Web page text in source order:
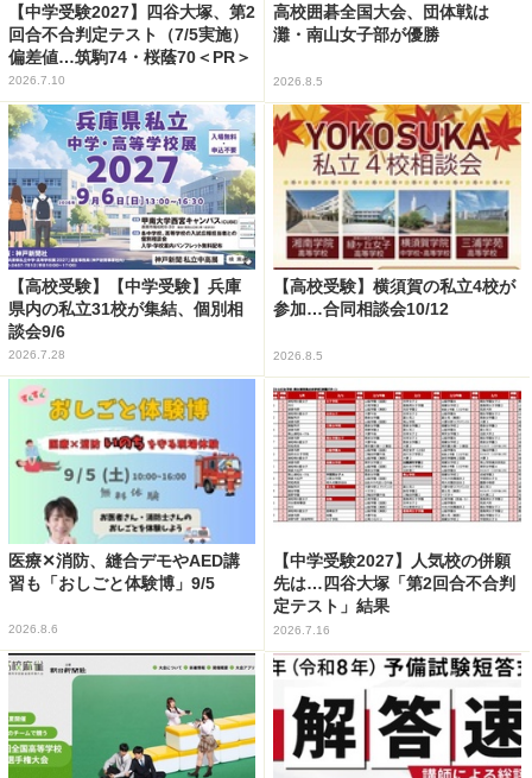
【中学受験2027】四谷大塚、第2
回合不合判定テスト（7/5実施）
偏差値…筑駒74・桜蔭70＜PR＞
2026.7.10
高校囲碁全国大会、団体戦は
灘・南山女子部が優勝
2026.8.5
【高校受験】【中学受験】兵庫
県内の私立31校が集結、個別相
談会9/6
2026.7.28
【高校受験】横須賀の私立4校が
参加…合同相談会10/12
2026.8.5
医療✕消防、縫合デモやAED講
習も「おしごと体験博」9/5
2026.8.6
【中学受験2027】人気校の併願
先は…四谷大塚「第2回合不合判
定テスト」結果
2026.7.16